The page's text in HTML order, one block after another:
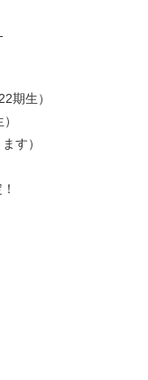
期生）
す）